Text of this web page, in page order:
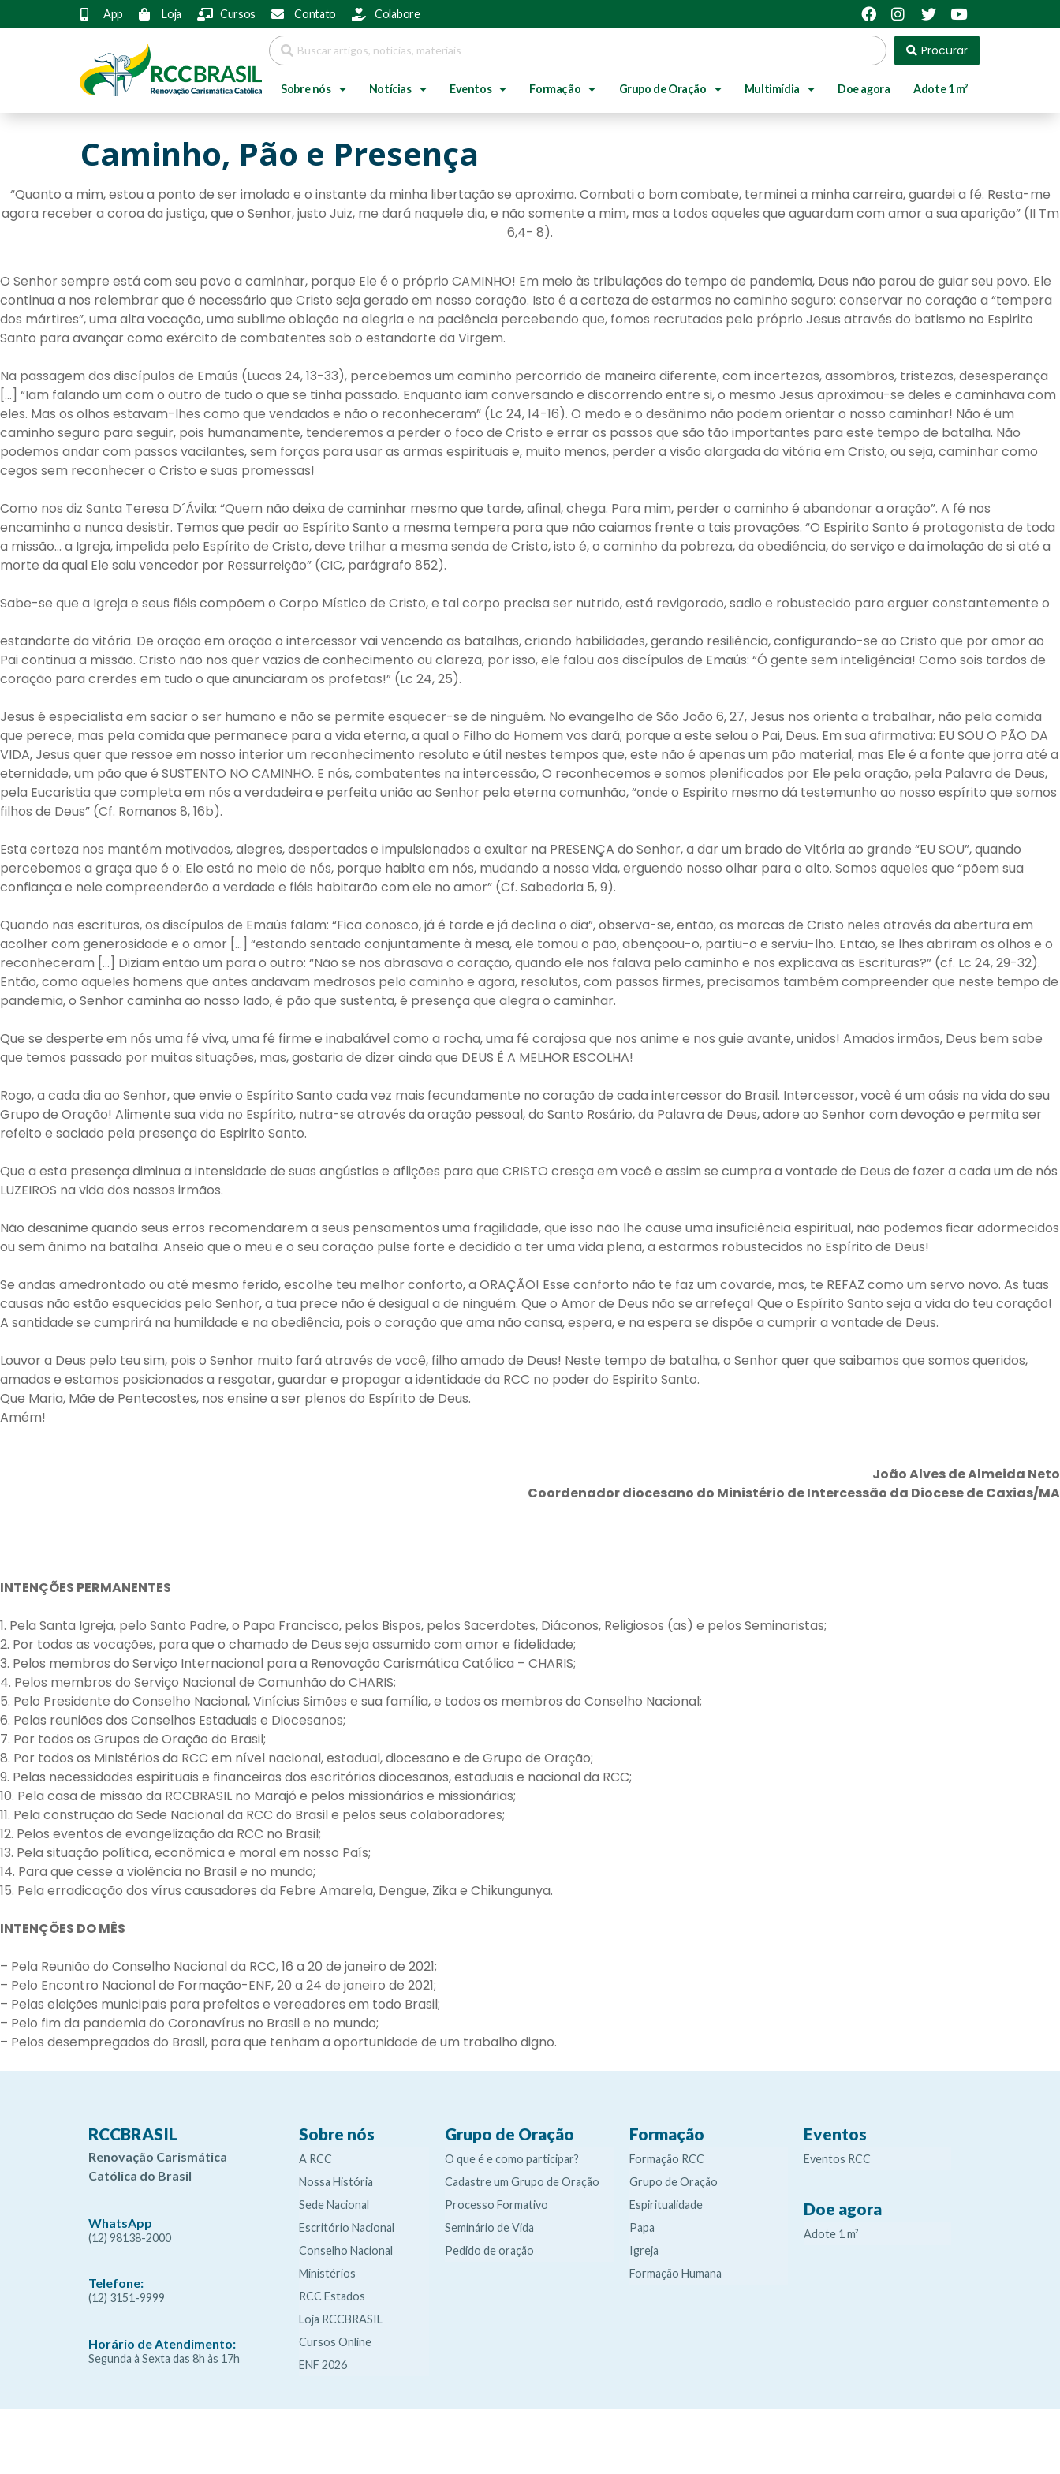
App Loja Cursos Contato Colabore
Procurar
Sobre nós Notícias Eventos Formação Grupo de Oração Multimídia Doe agora Adote 1 m²
Caminho, Pão e Presença
“Quanto a mim, estou a ponto de ser imolado e o instante da minha libertação se aproxima. Combati o bom combate, terminei a minha carreira, guardei a fé. Resta-me
agora receber a coroa da justiça, que o Senhor, justo Juiz, me dará naquele dia, e não somente a mim, mas a todos aqueles que aguardam com amor a sua aparição” (II Tm
6,4- 8).
O Senhor sempre está com seu povo a caminhar, porque Ele é o próprio CAMINHO! Em meio às tribulações do tempo de pandemia, Deus não parou de guiar seu povo. Ele
continua a nos relembrar que é necessário que Cristo seja gerado em nosso coração. Isto é a certeza de estarmos no caminho seguro: conservar no coração a “tempera
dos mártires”, uma alta vocação, uma sublime oblação na alegria e na paciência percebendo que, fomos recrutados pelo próprio Jesus através do batismo no Espirito
Santo para avançar como exército de combatentes sob o estandarte da Virgem.
Na passagem dos discípulos de Emaús (Lucas 24, 13-33), percebemos um caminho percorrido de maneira diferente, com incertezas, assombros, tristezas, desesperança
[…] “Iam falando um com o outro de tudo o que se tinha passado. Enquanto iam conversando e discorrendo entre si, o mesmo Jesus aproximou-se deles e caminhava com
eles. Mas os olhos estavam-lhes como que vendados e não o reconheceram” (Lc 24, 14-16). O medo e o desânimo não podem orientar o nosso caminhar! Não é um
caminho seguro para seguir, pois humanamente, tenderemos a perder o foco de Cristo e errar os passos que são tão importantes para este tempo de batalha. Não
podemos andar com passos vacilantes, sem forças para usar as armas espirituais e, muito menos, perder a visão alargada da vitória em Cristo, ou seja, caminhar como
cegos sem reconhecer o Cristo e suas promessas!
Como nos diz Santa Teresa D´Ávila: “Quem não deixa de caminhar mesmo que tarde, afinal, chega. Para mim, perder o caminho é abandonar a oração”. A fé nos
encaminha a nunca desistir. Temos que pedir ao Espírito Santo a mesma tempera para que não caiamos frente a tais provações. “O Espirito Santo é protagonista de toda
a missão… a Igreja, impelida pelo Espírito de Cristo, deve trilhar a mesma senda de Cristo, isto é, o caminho da pobreza, da obediência, do serviço e da imolação de si até a
morte da qual Ele saiu vencedor por Ressurreição” (CIC, parágrafo 852).
Sabe-se que a Igreja e seus fiéis compõem o Corpo Místico de Cristo, e tal corpo precisa ser nutrido, está revigorado, sadio e robustecido para erguer constantemente o
estandarte da vitória. De oração em oração o intercessor vai vencendo as batalhas, criando habilidades, gerando resiliência, configurando-se ao Cristo que por amor ao
Pai continua a missão. Cristo não nos quer vazios de conhecimento ou clareza, por isso, ele falou aos discípulos de Emaús: “Ó gente sem inteligência! Como sois tardos de
coração para crerdes em tudo o que anunciaram os profetas!” (Lc 24, 25).
Jesus é especialista em saciar o ser humano e não se permite esquecer-se de ninguém. No evangelho de São João 6, 27, Jesus nos orienta a trabalhar, não pela comida
que perece, mas pela comida que permanece para a vida eterna, a qual o Filho do Homem vos dará; porque a este selou o Pai, Deus. Em sua afirmativa: EU SOU O PÃO DA
VIDA, Jesus quer que ressoe em nosso interior um reconhecimento resoluto e útil nestes tempos que, este não é apenas um pão material, mas Ele é a fonte que jorra até a
eternidade, um pão que é SUSTENTO NO CAMINHO. E nós, combatentes na intercessão, O reconhecemos e somos plenificados por Ele pela oração, pela Palavra de Deus,
pela Eucaristia que completa em nós a verdadeira e perfeita união ao Senhor pela eterna comunhão, “onde o Espirito mesmo dá testemunho ao nosso espírito que somos
filhos de Deus” (Cf. Romanos 8, 16b).
Esta certeza nos mantém motivados, alegres, despertados e impulsionados a exultar na PRESENÇA do Senhor, a dar um brado de Vitória ao grande “EU SOU”, quando
percebemos a graça que é o: Ele está no meio de nós, porque habita em nós, mudando a nossa vida, erguendo nosso olhar para o alto. Somos aqueles que “põem sua
confiança e nele compreenderão a verdade e fiéis habitarão com ele no amor” (Cf. Sabedoria 5, 9).
Quando nas escrituras, os discípulos de Emaús falam: “Fica conosco, já é tarde e já declina o dia”, observa-se, então, as marcas de Cristo neles através da abertura em
acolher com generosidade e o amor […] “estando sentado conjuntamente à mesa, ele tomou o pão, abençoou-o, partiu-o e serviu-lho. Então, se lhes abriram os olhos e o
reconheceram […] Diziam então um para o outro: “Não se nos abrasava o coração, quando ele nos falava pelo caminho e nos explicava as Escrituras?” (cf. Lc 24, 29-32).
Então, como aqueles homens que antes andavam medrosos pelo caminho e agora, resolutos, com passos firmes, precisamos também compreender que neste tempo de
pandemia, o Senhor caminha ao nosso lado, é pão que sustenta, é presença que alegra o caminhar.
Que se desperte em nós uma fé viva, uma fé firme e inabalável como a rocha, uma fé corajosa que nos anime e nos guie avante, unidos! Amados irmãos, Deus bem sabe
que temos passado por muitas situações, mas, gostaria de dizer ainda que DEUS É A MELHOR ESCOLHA!
Rogo, a cada dia ao Senhor, que envie o Espírito Santo cada vez mais fecundamente no coração de cada intercessor do Brasil. Intercessor, você é um oásis na vida do seu
Grupo de Oração! Alimente sua vida no Espírito, nutra-se através da oração pessoal, do Santo Rosário, da Palavra de Deus, adore ao Senhor com devoção e permita ser
refeito e saciado pela presença do Espirito Santo.
Que a esta presença diminua a intensidade de suas angústias e aflições para que CRISTO cresça em você e assim se cumpra a vontade de Deus de fazer a cada um de nós
LUZEIROS na vida dos nossos irmãos.
Não desanime quando seus erros recomendarem a seus pensamentos uma fragilidade, que isso não lhe cause uma insuficiência espiritual, não podemos ficar adormecidos
ou sem ânimo na batalha. Anseio que o meu e o seu coração pulse forte e decidido a ter uma vida plena, a estarmos robustecidos no Espírito de Deus!
Se andas amedrontado ou até mesmo ferido, escolhe teu melhor conforto, a ORAÇÃO! Esse conforto não te faz um covarde, mas, te REFAZ como um servo novo. As tuas
causas não estão esquecidas pelo Senhor, a tua prece não é desigual a de ninguém. Que o Amor de Deus não se arrefeça! Que o Espírito Santo seja a vida do teu coração!
A santidade se cumprirá na humildade e na obediência, pois o coração que ama não cansa, espera, e na espera se dispõe a cumprir a vontade de Deus.
Louvor a Deus pelo teu sim, pois o Senhor muito fará através de você, filho amado de Deus! Neste tempo de batalha, o Senhor quer que saibamos que somos queridos,
amados e estamos posicionados a resgatar, guardar e propagar a identidade da RCC no poder do Espirito Santo.
Que Maria, Mãe de Pentecostes, nos ensine a ser plenos do Espírito de Deus.
Amém!
João Alves de Almeida Neto
Coordenador diocesano do Ministério de Intercessão da Diocese de Caxias/MA
INTENÇÕES PERMANENTES
1. Pela Santa Igreja, pelo Santo Padre, o Papa Francisco, pelos Bispos, pelos Sacerdotes, Diáconos, Religiosos (as) e pelos Seminaristas;
2. Por todas as vocações, para que o chamado de Deus seja assumido com amor e fidelidade;
3. Pelos membros do Serviço Internacional para a Renovação Carismática Católica – CHARIS;
4. Pelos membros do Serviço Nacional de Comunhão do CHARIS;
5. Pelo Presidente do Conselho Nacional, Vinícius Simões e sua família, e todos os membros do Conselho Nacional;
6. Pelas reuniões dos Conselhos Estaduais e Diocesanos;
7. Por todos os Grupos de Oração do Brasil;
8. Por todos os Ministérios da RCC em nível nacional, estadual, diocesano e de Grupo de Oração;
9. Pelas necessidades espirituais e financeiras dos escritórios diocesanos, estaduais e nacional da RCC;
10. Pela casa de missão da RCCBRASIL no Marajó e pelos missionários e missionárias;
11. Pela construção da Sede Nacional da RCC do Brasil e pelos seus colaboradores;
12. Pelos eventos de evangelização da RCC no Brasil;
13. Pela situação política, econômica e moral em nosso País;
14. Para que cesse a violência no Brasil e no mundo;
15. Pela erradicação dos vírus causadores da Febre Amarela, Dengue, Zika e Chikungunya.
INTENÇÕES DO MÊS
– Pela Reunião do Conselho Nacional da RCC, 16 a 20 de janeiro de 2021;
– Pelo Encontro Nacional de Formação-ENF, 20 a 24 de janeiro de 2021;
– Pelas eleições municipais para prefeitos e vereadores em todo Brasil;
– Pelo fim da pandemia do Coronavírus no Brasil e no mundo;
– Pelos desempregados do Brasil, para que tenham a oportunidade de um trabalho digno.
RCCBRASIL
Renovação Carismática
Católica do Brasil
WhatsApp
(12) 98138-2000
Telefone:
(12) 3151-9999
Horário de Atendimento:
Segunda à Sexta das 8h às 17h
Sobre nós
A RCC
Nossa História
Sede Nacional
Escritório Nacional
Conselho Nacional
Ministérios
RCC Estados
Loja RCCBRASIL
Cursos Online
ENF 2026
Grupo de Oração
O que é e como participar?
Cadastre um Grupo de Oração
Processo Formativo
Seminário de Vida
Pedido de oração
Formação
Formação RCC
Grupo de Oração
Espiritualidade
Papa
Igreja
Formação Humana
Eventos
Eventos RCC
Doe agora
Adote 1 m²